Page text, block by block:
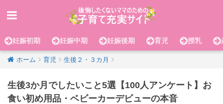
妊娠初期 妊娠中期 妊娠後期 育児 授乳
ホーム 育児 生後２・３カ月
生後3か月でしたいこと5選【100人アンケート】お
食い初め用品・ベビーカーデビューの本音